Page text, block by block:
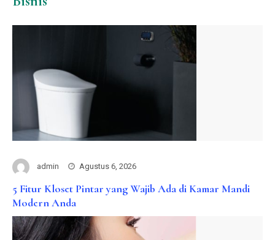
admin Agustus 6, 2026
5 Fitur Kloset Pintar yang Wajib Ada di Kamar Mandi
Modern Anda